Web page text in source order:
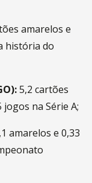
amarelos e
história do
5,2 cartões
na Série A;
amarelos e 0,33